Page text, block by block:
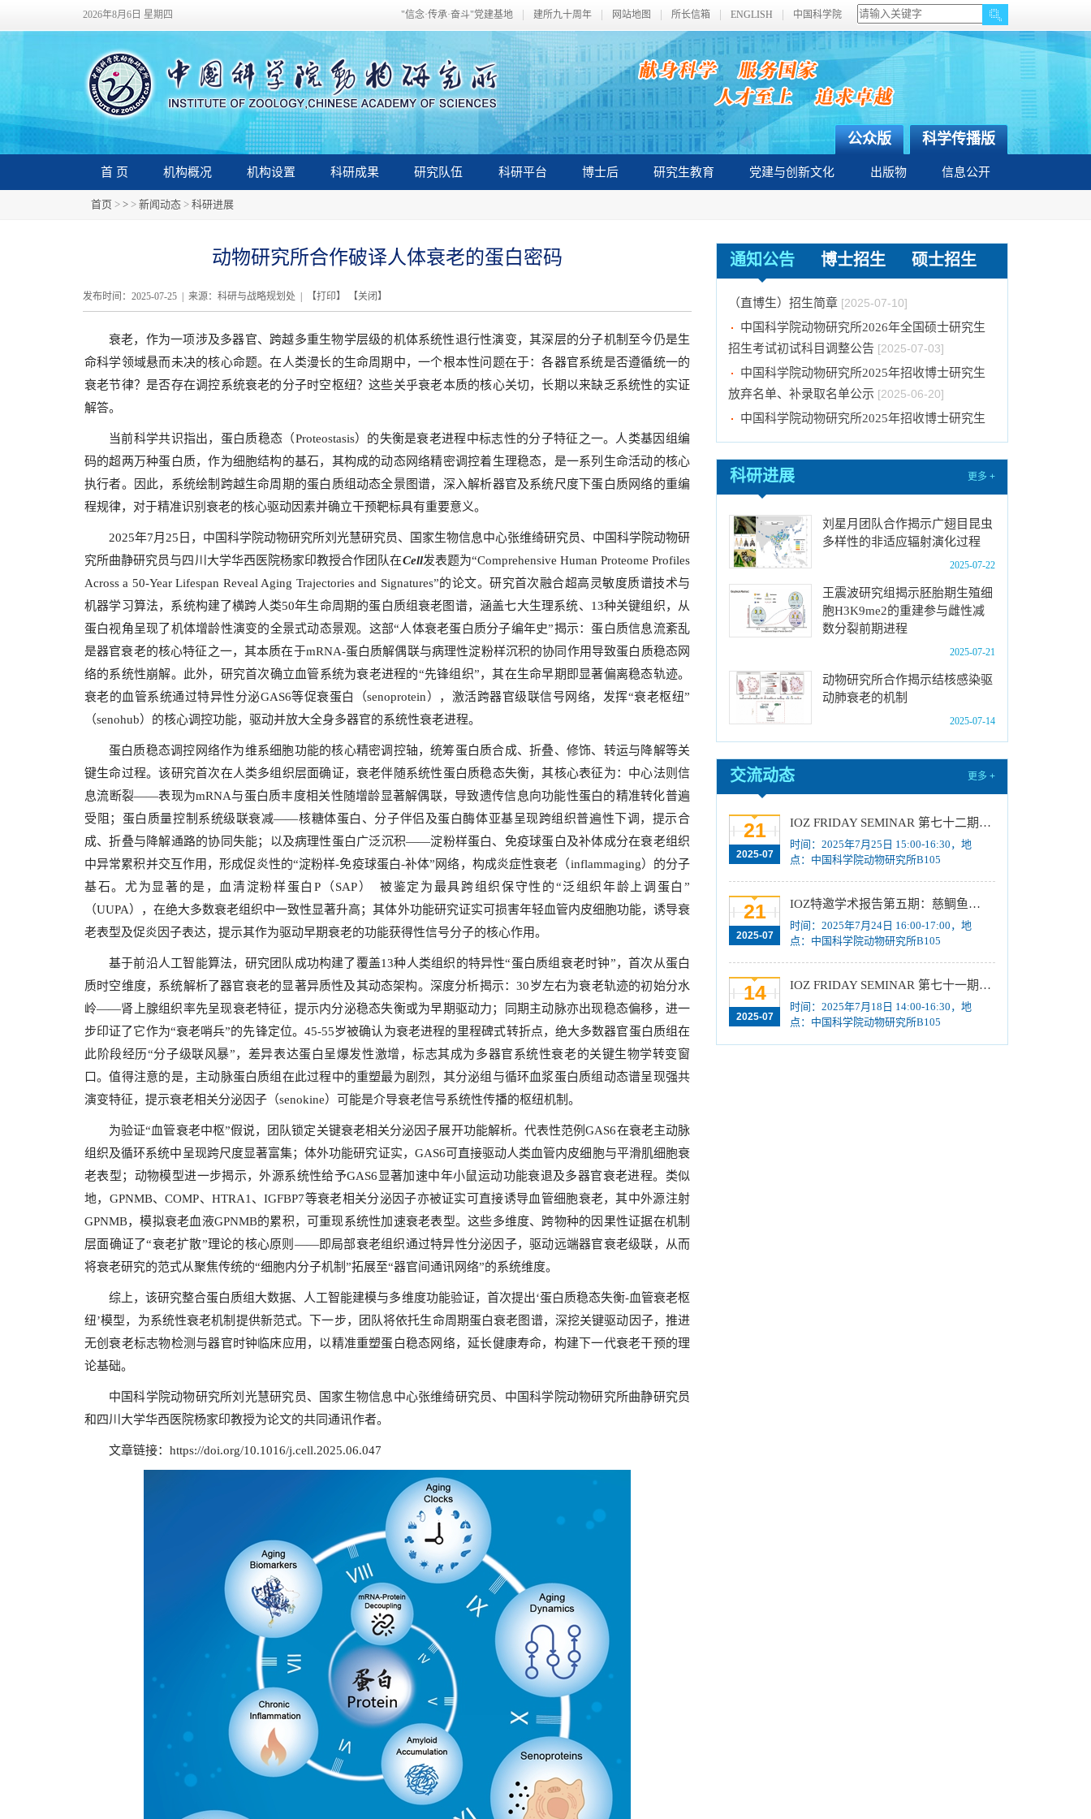
2026年8月6日 星期四 "信念·传承·奋斗"党建基地 建所九十周年 网站地图 所长信箱 ENGLISH 中国科学院
科学传播版
公众版
首 页 机构概况 机构设置 科研成果 研究队伍 科研平台 博士后 研究生教育 党建与创新文化 出版物 信息公开
首页 > > > 新闻动态 > 科研进展
动物研究所合作破译人体衰老的蛋白密码
发布时间：2025-07-25 | 来源：科研与战略规划处 | 【打印】 【关闭 】
衰老，作为一项涉及多器官、跨越多重生物学层级的机体系统性退行性演变，其深层的分子机制至今仍是生
命科学领域悬而未决的核心命题。在人类漫长的生命周期中，一个根本性问题在于：各器官系统是否遵循统一的
衰老节律？是否存在调控系统衰老的分子时空枢纽？这些关乎衰老本质的核心关切，长期以来缺乏系统性的实证
解答。
当前科学共识指出，蛋白质稳态（Proteostasis）的失衡是衰老进程中标志性的分子特征之一。人类基因组编
码的超两万种蛋白质，作为细胞结构的基石，其构成的动态网络精密调控着生理稳态，是一系列生命活动的核心
执行者。因此，系统绘制跨越生命周期的蛋白质组动态全景图谱，深入解析器官及系统尺度下蛋白质网络的重编
程规律，对于精准识别衰老的核心驱动因素并确立干预靶标具有重要意义。
2025年7月25日，中国科学院动物研究所刘光慧研究员、国家生物信息中心张维绮研究员、中国科学院动物研
究所曲静研究员与四川大学华西医院杨家印教授合作团队在Cell发表题为“Comprehensive Human Proteome Profiles
Across a 50-Year Lifespan Reveal Aging Trajectories and Signatures”的论文。研究首次融合超高灵敏度质谱技术与
机器学习算法，系统构建了横跨人类50年生命周期的蛋白质组衰老图谱，涵盖七大生理系统、13种关键组织，从
蛋白视角呈现了机体增龄性演变的全景式动态景观。这部“人体衰老蛋白质分子编年史”揭示：蛋白质信息流紊乱
是器官衰老的核心特征之一，其本质在于mRNA-蛋白质解偶联与病理性淀粉样沉积的协同作用导致蛋白质稳态网
络的系统性崩解。此外，研究首次确立血管系统为衰老进程的“先锋组织”，其在生命早期即显著偏离稳态轨迹。
衰老的血管系统通过特异性分泌GAS6等促衰蛋白（senoprotein），激活跨器官级联信号网络，发挥“衰老枢纽”
（senohub）的核心调控功能，驱动并放大全身多器官的系统性衰老进程。
蛋白质稳态调控网络作为维系细胞功能的核心精密调控轴，统筹蛋白质合成、折叠、修饰、转运与降解等关
键生命过程。该研究首次在人类多组织层面确证，衰老伴随系统性蛋白质稳态失衡，其核心表征为：中心法则信
息流断裂——表现为mRNA与蛋白质丰度相关性随增龄显著解偶联，导致遗传信息向功能性蛋白的精准转化普遍
受阻；蛋白质量控制系统级联衰减——核糖体蛋白、分子伴侣及蛋白酶体亚基呈现跨组织普遍性下调，提示合
成、折叠与降解通路的协同失能；以及病理性蛋白广泛沉积——淀粉样蛋白、免疫球蛋白及补体成分在衰老组织
中异常累积并交互作用，形成促炎性的“淀粉样-免疫球蛋白-补体”网络，构成炎症性衰老（inflammaging）的分子
基石。尤为显著的是，血清淀粉样蛋白P（SAP） 被鉴定为最具跨组织保守性的“泛组织年龄上调蛋白”
（UUPA），在绝大多数衰老组织中一致性显著升高；其体外功能研究证实可损害年轻血管内皮细胞功能，诱导衰
老表型及促炎因子表达，提示其作为驱动早期衰老的功能获得性信号分子的核心作用。
基于前沿人工智能算法，研究团队成功构建了覆盖13种人类组织的特异性“蛋白质组衰老时钟”，首次从蛋白
质时空维度，系统解析了器官衰老的显著异质性及其动态架构。深度分析揭示：30岁左右为衰老轨迹的初始分水
岭——肾上腺组织率先呈现衰老特征，提示内分泌稳态失衡或为早期驱动力；同期主动脉亦出现稳态偏移，进一
步印证了它作为“衰老哨兵”的先锋定位。45-55岁被确认为衰老进程的里程碑式转折点，绝大多数器官蛋白质组在
此阶段经历“分子级联风暴”，差异表达蛋白呈爆发性激增，标志其成为多器官系统性衰老的关键生物学转变窗
口。值得注意的是，主动脉蛋白质组在此过程中的重塑最为剧烈，其分泌组与循环血浆蛋白质组动态谱呈现强共
演变特征，提示衰老相关分泌因子（senokine）可能是介导衰老信号系统性传播的枢纽机制。
为验证“血管衰老中枢”假说，团队锁定关键衰老相关分泌因子展开功能解析。代表性范例GAS6在衰老主动脉
组织及循环系统中呈现跨尺度显著富集；体外功能研究证实，GAS6可直接驱动人类血管内皮细胞与平滑肌细胞衰
老表型；动物模型进一步揭示，外源系统性给予GAS6显著加速中年小鼠运动功能衰退及多器官衰老进程。类似
地，GPNMB、COMP、HTRA1、IGFBP7等衰老相关分泌因子亦被证实可直接诱导血管细胞衰老，其中外源注射
GPNMB，模拟衰老血液GPNMB的累积，可重现系统性加速衰老表型。这些多维度、跨物种的因果性证据在机制
层面确证了“衰老扩散”理论的核心原则——即局部衰老组织通过特异性分泌因子，驱动远端器官衰老级联，从而
将衰老研究的范式从聚焦传统的“细胞内分子机制”拓展至“器官间通讯网络”的系统维度。
综上，该研究整合蛋白质组大数据、人工智能建模与多维度功能验证，首次提出‘蛋白质稳态失衡-血管衰老枢
纽’模型，为系统性衰老机制提供新范式。下一步，团队将依托生命周期蛋白衰老图谱，深挖关键驱动因子，推进
无创衰老标志物检测与器官时钟临床应用，以精准重塑蛋白稳态网络，延长健康寿命，构建下一代衰老干预的理
论基础。
中国科学院动物研究所刘光慧研究员、国家生物信息中心张维绮研究员、中国科学院动物研究所曲静研究员
和四川大学华西医院杨家印教授为论文的共同通讯作者。
文章链接： https://doi.org/10.1016/j.cell.2025.06.047
通知公告 博士招生 硕士招生
营活动时间安排、须知及公示名单[2025-07-10]
中国科学院动物研究所2026年接收推荐免试生
中国科学院动物研究所2026年全国硕士研究生
招生考试初试科目调整公告[2025-07-03]
中国科学院动物研究所2025年招收博士研究生
放弃名单、补录取名单公示[2025-06-20]
中国科学院动物研究所2025年招收博士研究生
放弃名单、补录取名单公示[2025-06-11]
放弃名单、补录取名单公示
中国科学院动物研究所2025年招收博士研究生
拟录取名单公示
[2025-06-04]
中国科学院动物研究所2025年优秀大学生夏令
营活动招募计划
中国科学院动物研究所2025年优秀大学生夏令
营活动时间安排、须知及公示名单[2025-07-10]
中国科学院动物研究所2026年接收推荐免试生
中国科学院动物研究所2026年全国硕士研究生
招生考试初试科目调整公告[2025-07-03]
中国科学院动物研究所2025年招收博士研究生
放弃名单、补录取名单公示[2025-06-20]
中国科学院动物研究所2025年招收博士研究生
中国科学院动物研究所2025年招收博士研究生
放弃名单、补录取名单公示
中国科学院动物研究所2025年招收博士研究生
拟录取名单公示[2025-06-04]
中国科学院动物研究所2025年优秀大学生夏令
营活动招募计划[2025-05-28]
科研进展 更多 +
刘星月团队合作揭示广翅目昆虫
多样性的非适应辐射演化过程
2025-07-22
王震波研究组揭示胚胎期生殖细
胞H3K9me2的重建参与雌性减
数分裂前期进程
2025-07-21
动物研究所合作揭示结核感染驱
动肺衰老的机制
2025-07-14
交流动态 更多 +
21
2025-07
IOZ FRIDAY SEMINAR 第七十二期：Transposable elements drive genetic and epigenetic variation relevant for adaptive evolution across species、Tailoring engagement: Innovative Science Communication through Art, Culture, and Citizen Voices
时间：2025年7月25日 15:00-16:30，地
点：中国科学院动物研究所B105
21
2025-07
IOZ特邀学术报告第五期：慈鲷鱼的适应性演化与物种形成
时间：2025年7月24日 16:00-17:00，地
点：中国科学院动物研究所B105
14
2025-07
IOZ FRIDAY SEMINAR 第七十一期：动态超分辨成像时代的活细胞化学荧光探针、非CRISPR及其相关酶路径依赖的基因识别新工具系统
时间：2025年7月18日 14:00-16:30，地
点：中国科学院动物研究所B105